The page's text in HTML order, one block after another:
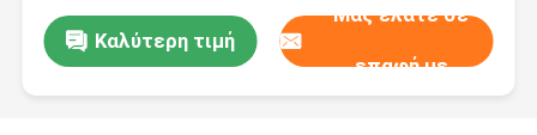
Καλύτερη τιμή
Μας ελάτε σε
επαφή με